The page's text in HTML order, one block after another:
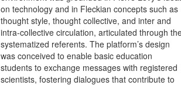
on technology and in Fleckian concepts such as
thought style, thought collective, and inter and
intra-collective circulation, articulated through
systematized referents. The platform’s design
was conceived to enable basic education
students to exchange messages with registered
scientists, fostering dialogues that contribute to